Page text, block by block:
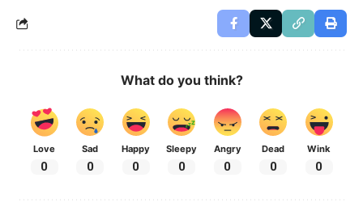
What do you think?
Love
0
Sad
0
Happy
0
Sleepy
0
Angry
0
Dead
0
Wink
0